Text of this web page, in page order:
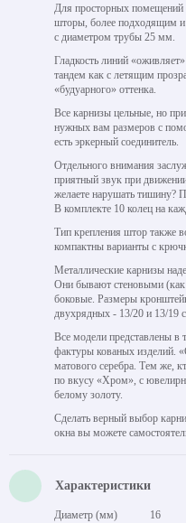
Для просторных помещений
шторы, более подходящим и
с диаметром трубы 25 мм.
Гладкость линий
тандем как с летящим
«будуарного» оттенка.
Все карнизы цельные, но
нужных вам размеров с
есть эркерный соединитель.
Отдельного внимания
приятный звук при
желаете нарушать тишину?
В комплекте 10 колец на
Тип крепления штор также
компактны варианты с
Металлические карнизы
Они бывают стеновыми
боковые. Размеры
двухрядных - 13/20 и 13/19
Все модели представлены в
фактуры кованых изделий.
матового серебра. Тем же,
по вкусу «Хром», с
белому золоту.
Сделать верный выбор
окна вы можете
Характеристики
Диаметр (мм) 16